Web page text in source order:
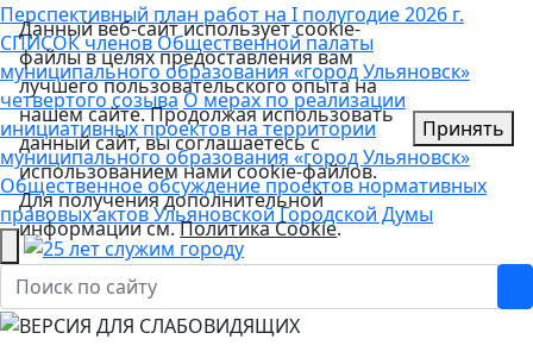
Перспективный план работ на I полугодие 2026 г.
СПИСОК членов Общественной палаты
муниципального образования «город Ульяновск»
четвертого созываО мерах по реализации
инициативных проектов на территории
муниципального образования «город Ульяновск»
Общественное обсуждение проектов нормативных
правовых актов Ульяновской Городской Думы
Данный веб-сайт использует cookie-
файлы в целях предоставления вам
лучшего пользовательского опыта на
нашем сайте. Продолжая использовать
данный сайт, вы соглашаетесь с
использованием нами cookie-файлов.
Для получения дополнительной
информации см.Политика Cookie.
Принять